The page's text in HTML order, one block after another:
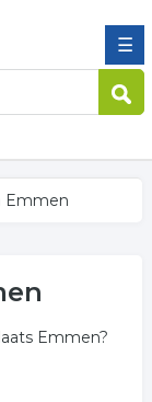
☰
Emmen
Emmen?